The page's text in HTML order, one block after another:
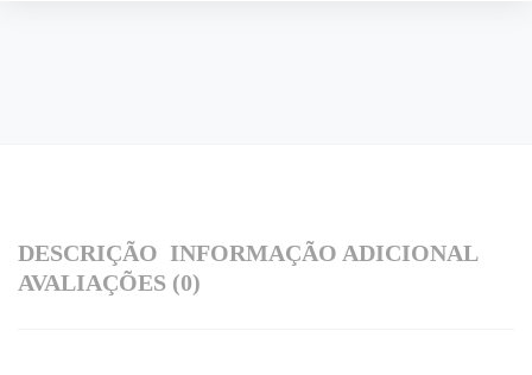
DESCRIÇÃO INFORMAÇÃO ADICIONAL
AVALIAÇÕES (0)